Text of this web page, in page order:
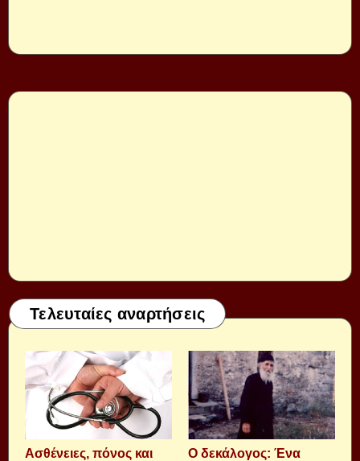
Τελευταίες αναρτήσεις
Aσθένειες, πόνος και
Ο δεκάλογος: Ένα